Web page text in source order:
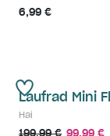
6,99 €
Laufrad Mini
Hai
199,99 € 99,99 €